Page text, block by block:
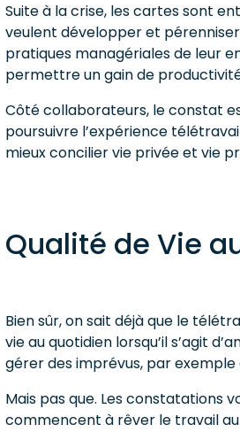
Suite à la crise, les cartes sont
veulent développer et
pratiques managériales de leur
permettre un gain de
Côté collaborateurs, le constat
poursuivre l’expérience
mieux concilier vie privée et vie
Qualité de Vie
Bien sûr, on sait déjà que le
vie au quotidien lorsqu’il s’agit
gérer des imprévus, par
Mais pas que. Les constatations
commencent à rêver le travail